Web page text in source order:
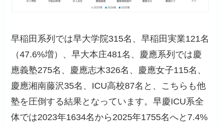
早稲田系列では早大学院315名、早稲田実業121名
（47.6%増）、早大本庄481名、慶應系列では慶
應義塾275名、慶應志木326名、慶應女子115名、
慶應湘南藤沢35名、ICU高校87名と、こちらも他
塾を圧倒する結果となっています。早慶ICU系全
体では2023年1634名から2025年1755名へと7.4%